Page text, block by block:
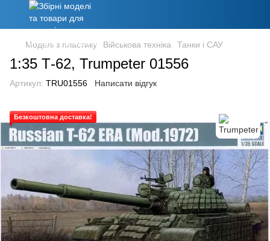
Моделі з пластику Військова техніка Танки і САУ
1:35 Т-62, Trumpeter 01556
Артикул: TRU01556 Написати відгук
Безкоштовна доставка!